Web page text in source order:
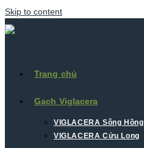
Skip to content
Trang chủ
Gạch Viglacera
VIGLACERA Sông Hồng
VIGLACERA Cửu Long